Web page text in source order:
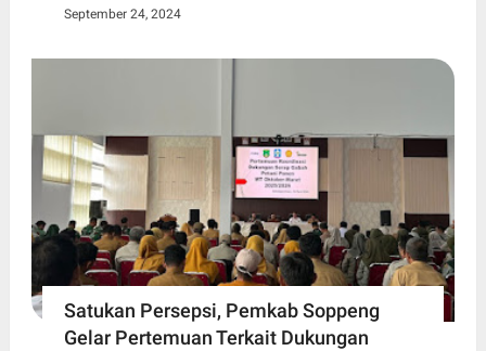
September 24, 2024
Satukan Persepsi, Pemkab Soppeng
Gelar Pertemuan Terkait Dukungan